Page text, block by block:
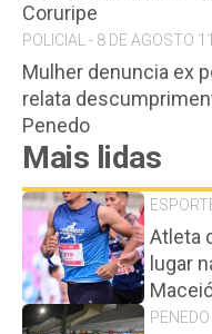
Coruripe
POLICIAL - 8 DE AGOSTO
Mulher denuncia ex
relata
Penedo
Mais lidas
Atleta
lugar
PENEDO